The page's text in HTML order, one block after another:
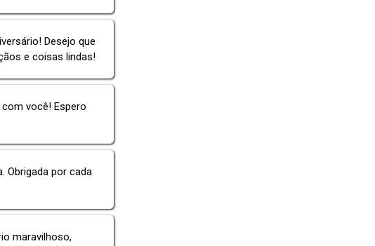
Desejo que
e coisas lindas!
você! Espero
Obrigada por cada
maravilhoso,